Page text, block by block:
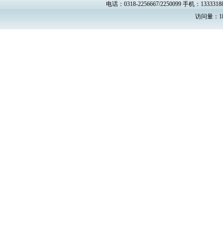
电话：0318-2256667/2250099 手机：
访问量：